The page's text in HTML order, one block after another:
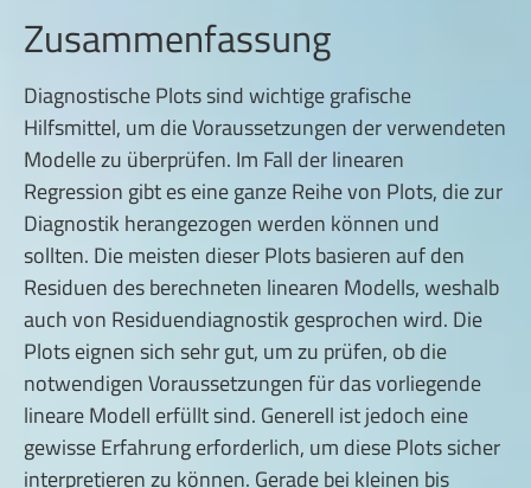
Zusammenfassung
Diagnostische Plots sind wichtige grafische
Hilfsmittel, um die Voraussetzungen der verwendeten
Modelle zu überprüfen. Im Fall der linearen
Regression gibt es eine ganze Reihe von Plots, die zur
Diagnostik herangezogen werden können und
sollten. Die meisten dieser Plots basieren auf den
Residuen des berechneten linearen Modells, weshalb
auch von Residuendiagnostik gesprochen wird. Die
Plots eignen sich sehr gut, um zu prüfen, ob die
notwendigen Voraussetzungen für das vorliegende
lineare Modell erfüllt sind. Generell ist jedoch eine
gewisse Erfahrung erforderlich, um diese Plots sicher
interpretieren zu können. Gerade bei kleinen bis